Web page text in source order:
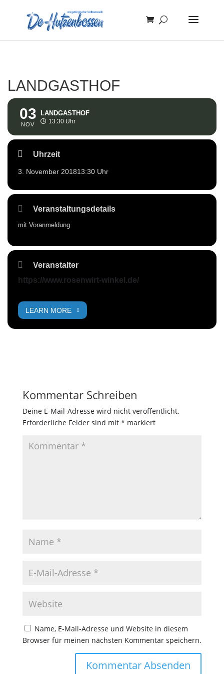
LANDGASTHOF
03
NOV
LANDGASTHOF
13:30 Uhr
Uhrzeit
3. November 201813:30 Uhr
Veranstaltungsdetails
mit Voranmeldung
Veranstalter
https://www.rosenwirt-winkel.de/
LEARN MORE
Kommentar Schreiben
Deine E-Mail-Adresse wird nicht veröffentlicht.
Erforderliche Felder sind mit * markiert
Name, E-Mail-Adresse und Website in diesem
Browser für meinen nächsten Kommentar speichern.